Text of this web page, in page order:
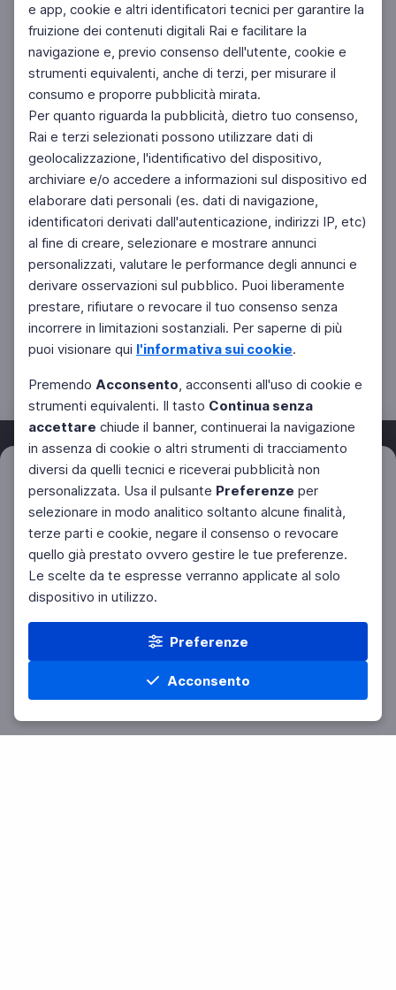
e app, cookie e altri identificatori tecnici per garantire la
fruizione dei contenuti digitali Rai e facilitare la
navigazione e, previo consenso dell'utente, cookie e
strumenti equivalenti, anche di terzi, per misurare il
consumo e proporre pubblicità mirata.
Per quanto riguarda la pubblicità, dietro tuo consenso,
Rai e terzi selezionati possono utilizzare dati di
geolocalizzazione, l'identificativo del dispositivo,
archiviare e/o accedere a informazioni sul dispositivo ed
elaborare dati personali (es. dati di navigazione,
identificatori derivati dall'autenticazione, indirizzi IP, etc)
al fine di creare, selezionare e mostrare annunci
personalizzati, valutare le performance degli annunci e
derivare osservazioni sul pubblico. Puoi liberamente
prestare, rifiutare o revocare il tuo consenso senza
incorrere in limitazioni sostanziali. Per saperne di più
puoi visionare qui l'informativa sui cookie.
Premendo Acconsento, acconsenti all'uso di cookie e
strumenti equivalenti. Il tasto Continua senza
accettare chiude il banner, continuerai la navigazione
in assenza di cookie o altri strumenti di tracciamento
diversi da quelli tecnici e riceverai pubblicità non
personalizzata. Usa il pulsante Preferenze per
selezionare in modo analitico soltanto alcune finalità,
terze parti e cookie, negare il consenso o revocare
quello già prestato ovvero gestire le tue preferenze.
Le scelte da te espresse verranno applicate al solo
dispositivo in utilizzo.
Preferenze
Acconsento
Home Materie Cerca Menu
Filtri Azzera
Facebook Twitter Instagram